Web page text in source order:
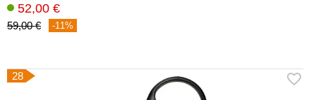
52,00 €
59,00 € -11%
28